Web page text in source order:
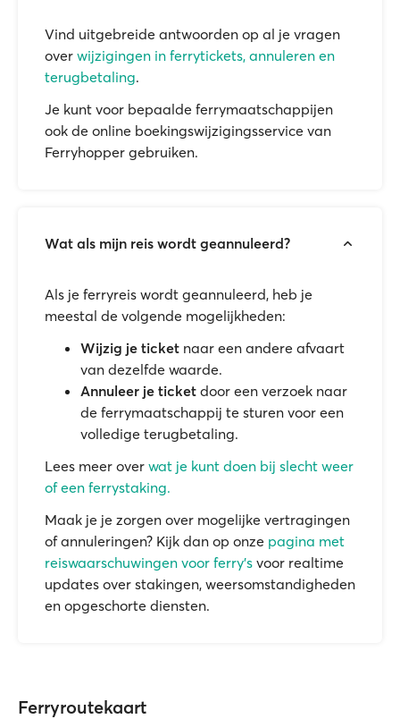
Vind uitgebreide antwoorden op al je vragen
over wijzigingen in ferrytickets, annuleren en
terugbetaling.
Je kunt voor bepaalde ferrymaatschappijen
ook de online boekingswijzigingsservice van
Ferryhopper gebruiken.
Wat als mijn reis wordt geannuleerd?
Als je ferryreis wordt geannuleerd, heb je
meestal de volgende mogelijkheden:
Wijzig je ticket naar een andere afvaart
van dezelfde waarde.
Annuleer je ticket door een verzoek naar
de ferrymaatschappij te sturen voor een
volledige terugbetaling.
Lees meer over wat je kunt doen bij slecht weer
of een ferrystaking.
Maak je je zorgen over mogelijke vertragingen
of annuleringen? Kijk dan op onze pagina met
reiswaarschuwingen voor ferry's voor realtime
updates over stakingen, weersomstandigheden
en opgeschorte diensten.
Ferryroutekaart